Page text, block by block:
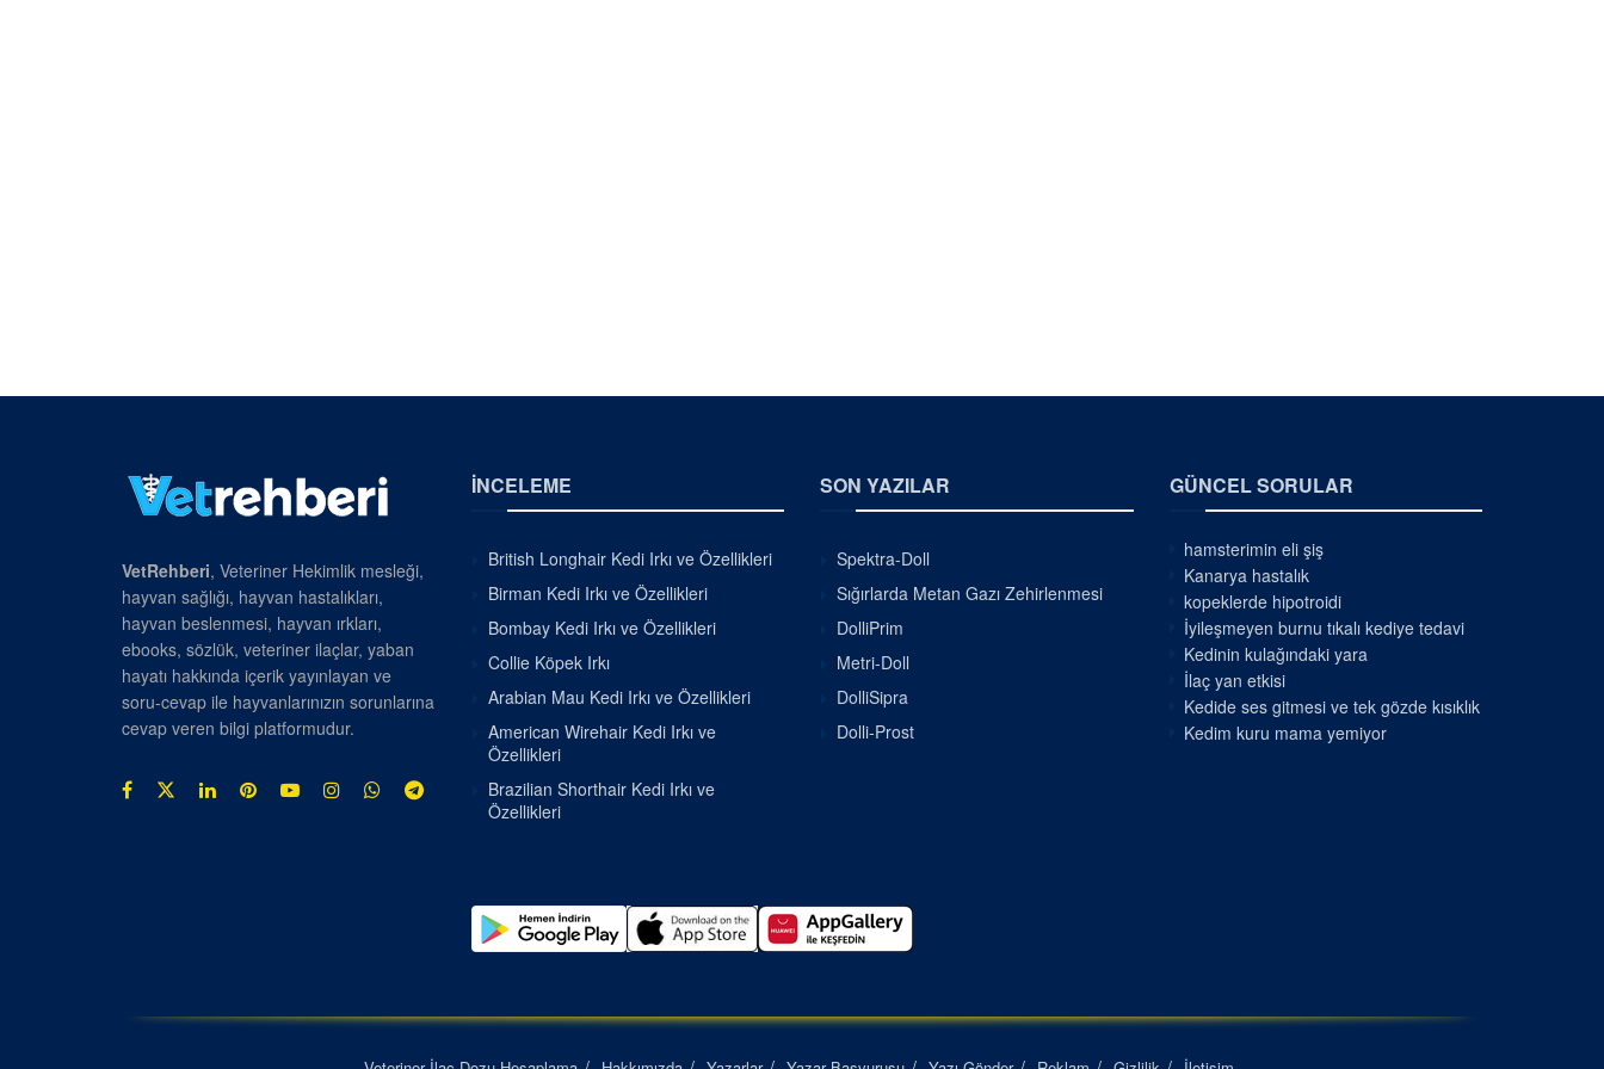
VetRehberi, Veteriner Hekimlik mesleği,
hayvan sağlığı, hayvan hastalıkları,
hayvan beslenmesi, hayvan ırkları,
ebooks, sözlük, veteriner ilaçlar, yaban
hayatı hakkında içerik yayınlayan ve
soru-cevap ile hayvanlarınızın sorunlarına
cevap veren bilgi platformudur.
İNCELEME
British Longhair Kedi Irkı ve Özellikleri
Birman Kedi Irkı ve Özellikleri
Bombay Kedi Irkı ve Özellikleri
Collie Köpek Irkı
Arabian Mau Kedi Irkı ve Özellikleri
American Wirehair Kedi Irkı ve
Özellikleri
Brazilian Shorthair Kedi Irkı ve
Özellikleri
SON YAZILAR
Spektra-Doll
Sığırlarda Metan Gazı Zehirlenmesi
DolliPrim
Metri-Doll
DolliSipra
Dolli-Prost
GÜNCEL SORULAR
hamsterimin eli şiş
Kanarya hastalık
kopeklerde hipotroidi
İyileşmeyen burnu tıkalı kediye tedavi
Kedinin kulağındaki yara
İlaç yan etkisi
Kedide ses gitmesi ve tek gözde kısıklık
Kedim kuru mama yemiyor